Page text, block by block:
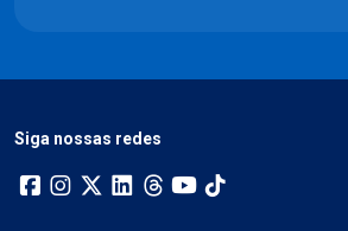
Siga nossas redes